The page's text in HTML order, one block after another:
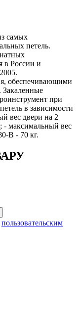
самых
петель.
в России и
обеспечивающими
Закаленные
при
в зависимости
вес двери на 2
- максимальный вес
B - 70 кг.
пользовательским